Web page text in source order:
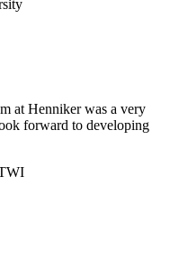
at Henniker was a very
forward to developing